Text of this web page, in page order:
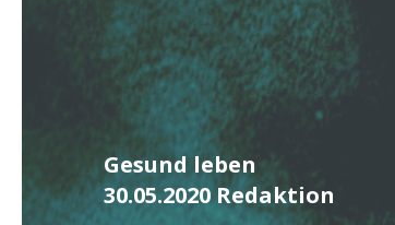
Gesund leben
30.05.2020Redaktion